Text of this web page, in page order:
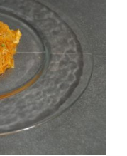
DETAILS